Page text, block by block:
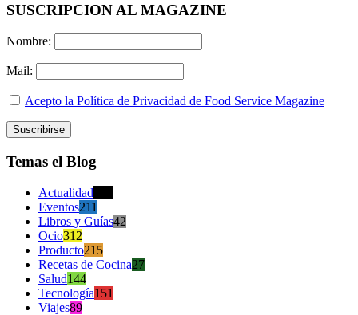
SUSCRIPCION AL MAGAZINE
Nombre:
Mail:
Acepto la Política de Privacidad de Food Service Magazine
Temas el Blog
Actualidad
Eventos211
Libros y Guías42
Ocio312
Producto215
Recetas de Cocina27
Salud144
Tecnología151
Viajes89